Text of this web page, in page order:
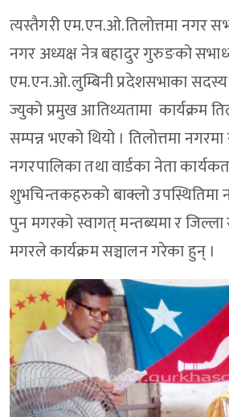
त्यस्तैगरी एम.एन.ओ.तिलोत्तमा नगर
नगर अध्यक्ष नेत्र बहादुर गुरुङको
एम.एन.ओ.लुम्बिनी प्रदेशसभाका
ज्युको प्रमुख आतिथ्यतामा कार्यक्रम
सम्पन्न भएको थियो । तिलोत्तमा
नगरपालिका तथा वार्डका नेता
शुभचिन्तकहरुको बाक्लो
पुन मगरको स्वागत् मन्तब्यमा र
मगरले कार्यक्रम सञ्चालन गरेका हुन् ।